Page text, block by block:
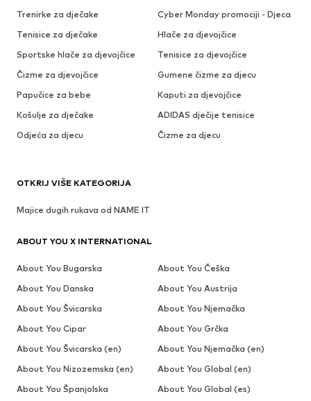
Trenirke za dječake
Cyber Monday promociji - Djeca
Tenisice za dječake
Hlače za djevojčice
Sportske hlače za djevojčice
Tenisice za djevojčice
Čizme za djevojčice
Gumene čizme za djecu
Papučice za bebe
Kaputi za djevojčice
Košulje za dječake
ADIDAS dječije tenisice
Odjeća za djecu
Čizme za djecu
OTKRIJ VIŠE KATEGORIJA
Majice dugih rukava od NAME IT
ABOUT YOU X INTERNATIONAL
About You Bugarska
About You Češka
About You Danska
About You Austrija
About You Švicarska
About You Njemačka
About You Cipar
About You Grčka
About You Švicarska (en)
About You Njemačka (en)
About You Nizozemska (en)
About You Global (en)
About You Španjolska
About You Global (es)